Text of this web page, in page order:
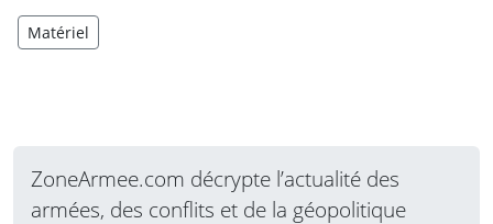
Matériel
ZoneArmee.com décrypte l’actualité des
armées, des conflits et de la géopolitique